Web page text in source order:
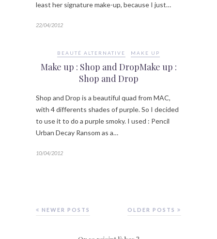
least her signature make-up, because I just…
22/04/2012
BEAUTÉ ALTERNATIVE MAKE UP
Make up : Shop and DropMake up :
Shop and Drop
Shop and Drop is a beautiful quad from MAC,
with 4 differents shades of purple. So I decided
to use it to do a purple smoky. I used : Pencil
Urban Decay Ransom as a…
10/04/2012
OLDER POSTS
NEWER POSTS